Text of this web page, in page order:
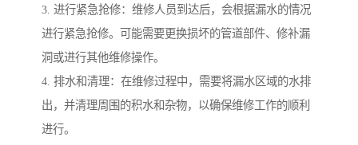
3. 进行紧急抢修：维修人员到达后，会根据漏水的情况
进行紧急抢修。可能需要更换损坏的管道部件、修补漏
洞或进行其他维修操作。
4. 排水和清理：在维修过程中，需要将漏水区域的水排
出，并清理周围的积水和杂物，以确保维修工作的顺利
进行。